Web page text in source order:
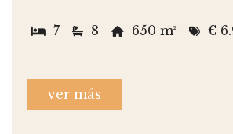
7 8 650 m² €
ver más